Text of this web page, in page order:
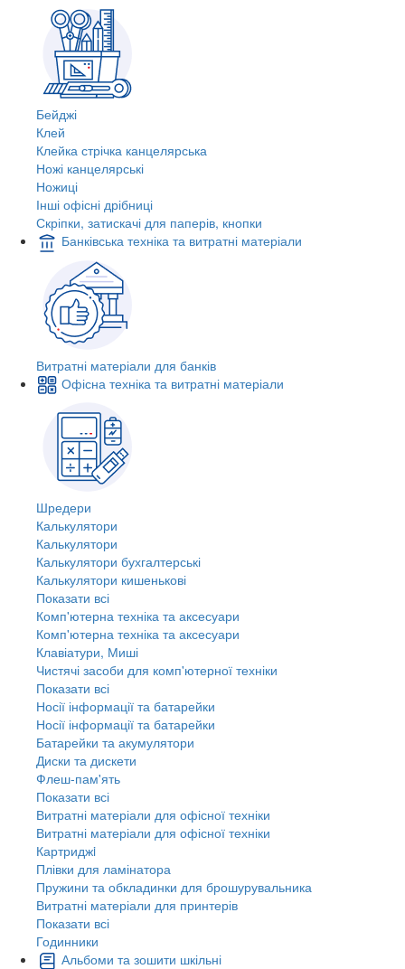
Бейджі
Клей
Клейка стрічка канцелярська
Ножі канцелярські
Ножиці
Інші офісні дрібниці
Скріпки, затискачі для паперів, кнопки
Банківська техніка та витратні матеріали
Витратні матеріали для банків
Офісна техніка та витратні матеріали
Шредери
Калькулятори
Калькулятори
Калькулятори бухгалтерські
Калькулятори кишенькові
Показати всі
Комп'ютерна техніка та аксесуари
Комп'ютерна техніка та аксесуари
Клавіатури, Миші
Чистячі засоби для комп'ютерної техніки
Показати всі
Носії інформації та батарейки
Носії інформації та батарейки
Батарейки та акумулятори
Диски та дискети
Флеш-пам'ять
Показати всі
Витратні матеріали для офісної техніки
Витратні матеріали для офісної техніки
Картриджi
Плівки для ламінатора
Пружини та обкладинки для брошурувальника
Витратні матеріали для принтерів
Показати всі
Годинники
Альбоми та зошити шкільні